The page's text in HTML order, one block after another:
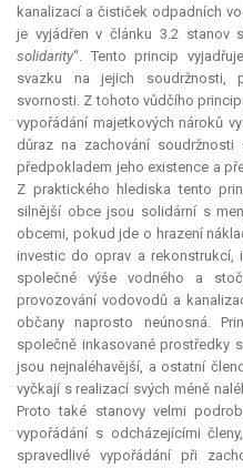
kanalizací a čističek odpadních
je vyjádřen v článku 3.2 stanov
solidarity“. Tento princip
svazku na jejich soudržnosti,
svornosti. Z tohoto vůdčího
vypořádání majetkových nároků
důraz na zachování
předpokladem jeho existence a
Z praktického hlediska tento
silnější obce jsou solidární s
obcemi, pokud jde o hrazení
investic do oprav a rekonstrukcí,
společné výše vodného a
provozování vodovodů a
občany naprosto neúnosná.
společně inkasované prostředky
jsou nejnaléhavější, a ostatní
vyčkají s realizací svých méně
Proto také stanovy velmi
vypořádání s odcházejícími
spravedlivé vypořádání při